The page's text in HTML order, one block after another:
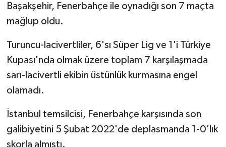
Başakşehir, Fenerbahçe ile oynadığı son 7 maçta
mağlup oldu.
Turuncu-lacivertliler, 6'sı Süper Lig ve 1'i Türkiye
Kupası'nda olmak üzere toplam 7 karşılaşmada
sarı-lacivertli ekibin üstünlük kurmasına engel
olamadı.
İstanbul temsilcisi, Fenerbahçe karşısında son
galibiyetini 5 Şubat 2022'de deplasmanda 1-0'lık
skorla almıştı.